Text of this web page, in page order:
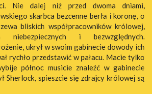
Nie dalej niż przed dwoma dniami,
skarbca bezcenne berła i koronę, o
bliskich współpracowników królowej,
niebezpiecznych i bezwzględnych.
ukrył w swoim gabinecie dowody ich
rychło przedstawić w pałacu. Macie tylko
północ musicie znaleźć w gabinecie
Sherlock, spieszcie się zdrajcy królowej są